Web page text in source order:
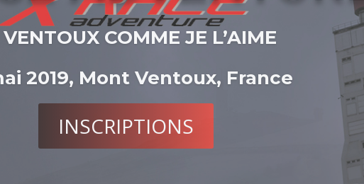
COMME JE L’AIME
2019, Mont Ventoux, France